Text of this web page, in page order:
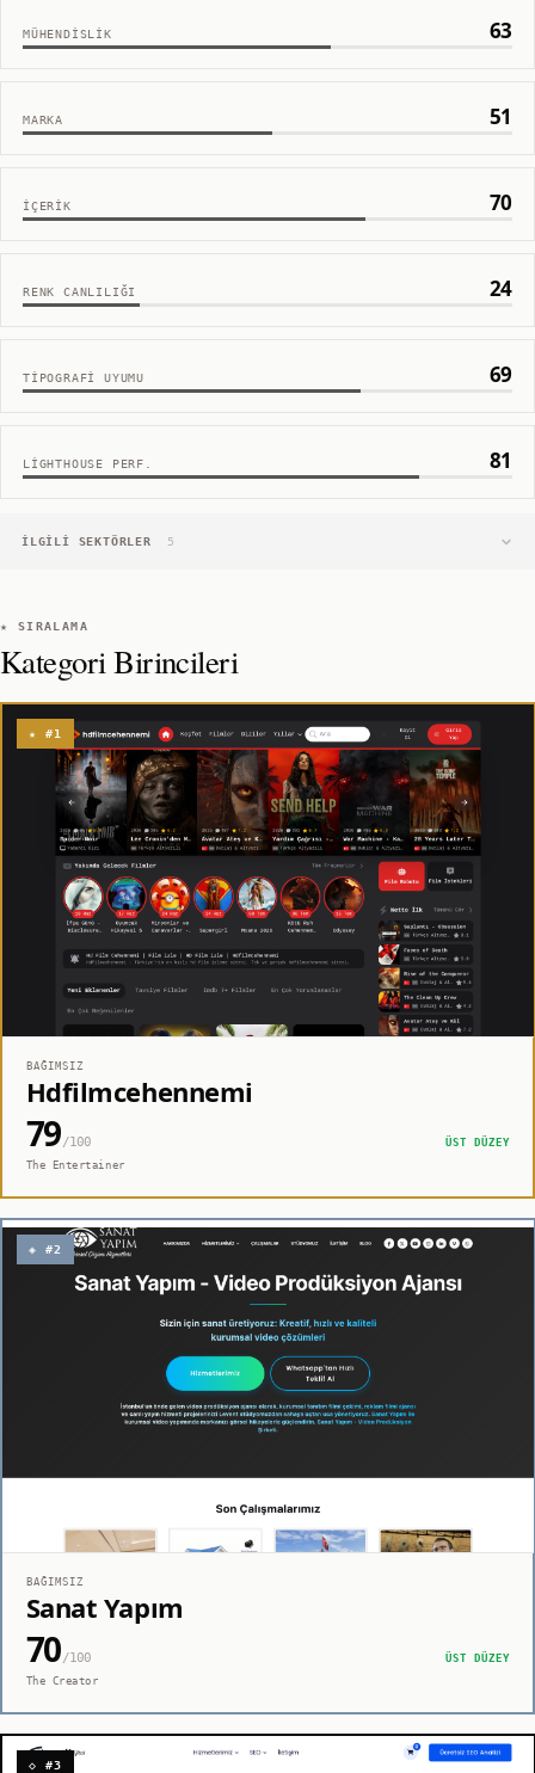
MÜHENDISLIK 63
MARKA 51
İÇERIK 70
RENK CANLILIĞI 24
TIPOGRAFI UYUMU 69
LIGHTHOUSE PERF. 81
İLGILI SEKTÖRLER 5
★ SIRALAMA
Kategori Birincileri
★ #1
BAĞIMSIZ
Hdfilmcehennemi
79/100
ÜST DÜZEY
The Entertainer
◈ #2
BAĞIMSIZ
Sanat Yapım
70/100
ÜST DÜZEY
The Creator
◇ #3